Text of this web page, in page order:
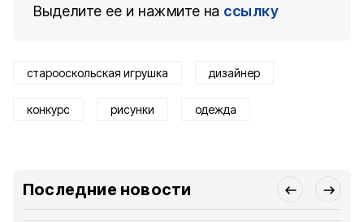
Выделите ее и нажмите на ссылку
старооскольская игрушка дизайнер
конкурс рисунки одежда
Последние новости